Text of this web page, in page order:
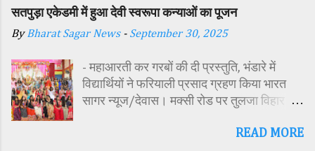
सतपुड़ा एकेडमी में हुआ देवी स्वरूपा कन्याओं का पूजन
ByBharat Sagar News - September 30, 2025
- महाआरती कर गरबों की दी प्रस्तुति, भंडारे में
विद्यार्थियों ने फरियाली प्रसाद ग्रहण किया भारत
सागर न्यूज/देवास। मक्सी रोड पर तुलजा विहार
पावन अवसर पर कन्या पूजन एवं गरबा महोत्सव का
READ MORE